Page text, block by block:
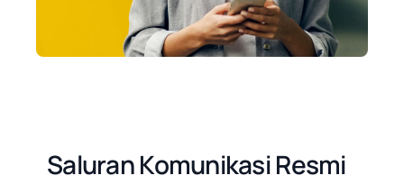
Saluran Komunikasi Resmi